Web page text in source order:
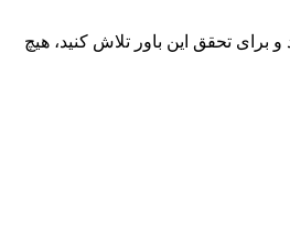
تحقق این باور تلاش کنید، هیچ